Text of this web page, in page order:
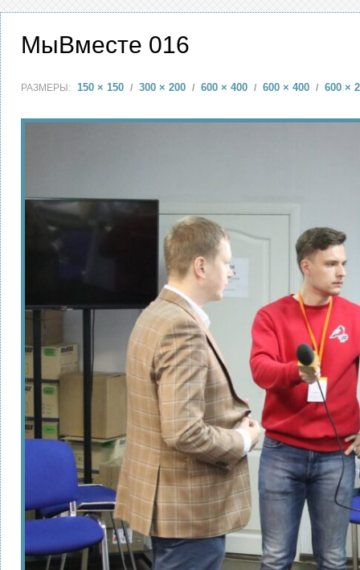
МыВместе 016
РАЗМЕРЫ: 150 × 150 / 300 × 200 / 600 × 400 / 600 × 400 / 600 ×